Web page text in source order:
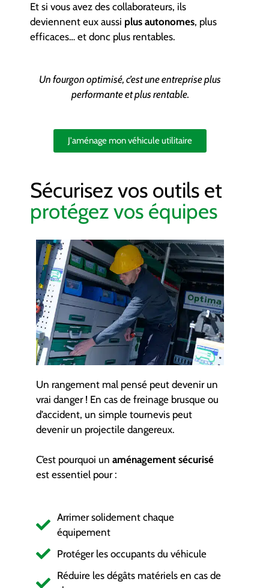
Et si vous avez des collaborateurs, ils
deviennent eux aussi plus autonomes, plus
efficaces… et donc plus rentables.
Un fourgon optimisé, c’est une entreprise plus
performante et plus rentable.
J'aménage mon véhicule utilitaire
Sécurisez vos outils et
protégez vos équipes
Un rangement mal pensé peut devenir un
vrai danger ! En cas de freinage brusque ou
d’accident, un simple tournevis peut
devenir un projectile dangereux.
C’est pourquoi unaménagement sécurisé
est essentiel pour :
Arrimer solidement chaque
équipement
Protéger les occupants du véhicule
Réduire les dégâts matériels en cas de